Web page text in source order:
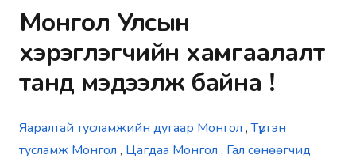
Монгол Улсын
хэрэглэгчийн хамгаалалт
танд мэдээлж байна !
Яаралтай тусламжийн дугаар Монгол ,Түргэн
тусламж Монгол , Цагдаа Монгол , Гал сөнөөгчид